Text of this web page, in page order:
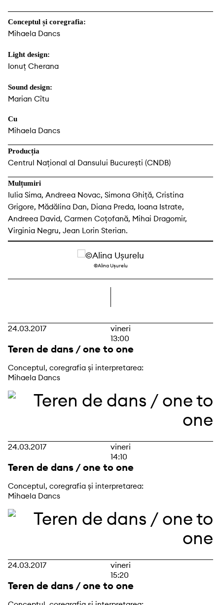
Conceptul și coregrafia:
Mihaela Dancs
Light design:
Ionuț Cherana
Sound design:
Marian Cîtu
Cu
Mihaela Dancs
Producția
Centrul Național al Dansului București (CNDB)
Mulțumiri
Iulia Sima, Andreea Novac, Simona Ghiță, Cristina
Grigore, Mădălina Dan, Diana Preda, Ioana Istrate,
Andreea David, Carmen Coțofană, Mihai Dragomir,
Virginia Negru, Jean Lorin Sterian.
©Alina Ușurelu
24.03.2017
vineri
13:00
Teren de dans / one to one
Conceptul, coregrafia și interpretarea:
Mihaela Dancs
24.03.2017
vineri
14:10
Teren de dans / one to one
Conceptul, coregrafia și interpretarea:
Mihaela Dancs
24.03.2017
vineri
15:20
Teren de dans / one to one